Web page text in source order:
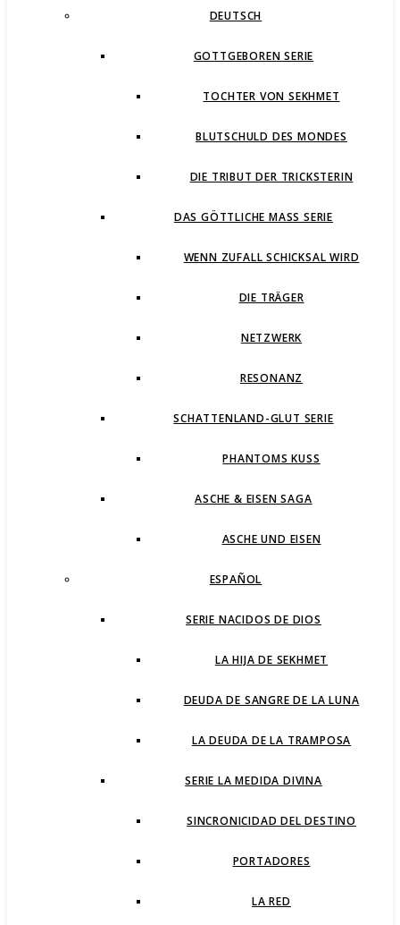
DEUTSCH
GOTTGEBOREN SERIE
TOCHTER VON SEKHMET
BLUTSCHULD DES MONDES
DIE TRIBUT DER TRICKSTERIN
DAS GÖTTLICHE MASS SERIE
WENN ZUFALL SCHICKSAL WIRD
DIE TRÄGER
NETZWERK
RESONANZ
SCHATTENLAND-GLUT SERIE
PHANTOMS KUSS
ASCHE & EISEN SAGA
ASCHE UND EISEN
ESPAÑOL
SERIE NACIDOS DE DIOS
LA HIJA DE SEKHMET
DEUDA DE SANGRE DE LA LUNA
LA DEUDA DE LA TRAMPOSA
SERIE LA MEDIDA DIVINA
SINCRONICIDAD DEL DESTINO
PORTADORES
LA RED